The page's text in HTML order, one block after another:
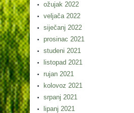
ožujak 2022
veljača 2022
siječanj 2022
prosinac 2021
studeni 2021
listopad 2021
rujan 2021
kolovoz 2021
srpanj 2021
lipanj 2021